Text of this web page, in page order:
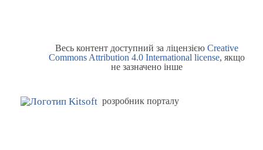
Весь контент доступний за ліцензією Creative
Commons Attribution 4.0 International license, якщо
не зазначено інше
розробник порталу